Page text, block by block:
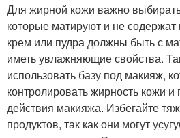
Для жирной кожи важно
которые матируют и не
крем или пудра должны быть с
иметь увлажняющие свойства.
использовать базу под макияж,
контролировать жирность кожи и
действия макияжа. Избегайте
продуктов, так как они могут